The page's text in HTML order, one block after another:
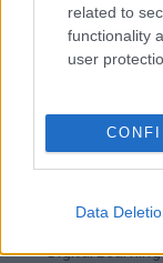
related to
functionality
user
Data
Digital Learning